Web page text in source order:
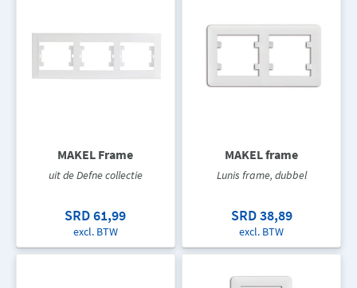
MAKEL Frame
uit de Defne collectie
SRD 61,99
excl. BTW
MAKEL frame
Lunis frame, dubbel
SRD 38,89
excl. BTW